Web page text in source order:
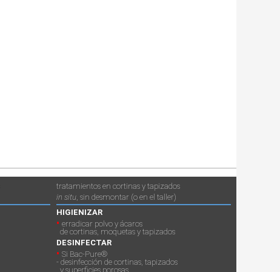
tratamientos en cortinas y tapizados
in situ, sin desmontar (o en el taller)
HIGIENIZAR
• erradicar polvo y ácaros
de cortinas, moquetas y tapizados
DESINFECTAR
• Si Bac-Pure®
- desinfección de cortinas, tapizados
y superficies porosas